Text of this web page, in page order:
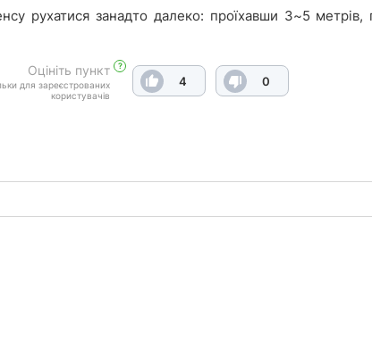
рухатися занадто далеко: проїхавши 3~5
Оцініть пункт ?
для зареєстрованих
користувачів
4 0